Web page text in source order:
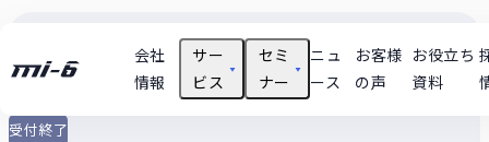
会社
情報
サー
ビス
セミ
ナー
ニュ
ース
お客様
の声
お役立ち
資料
受付終了